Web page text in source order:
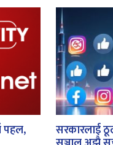
पहल, सरकारलाई